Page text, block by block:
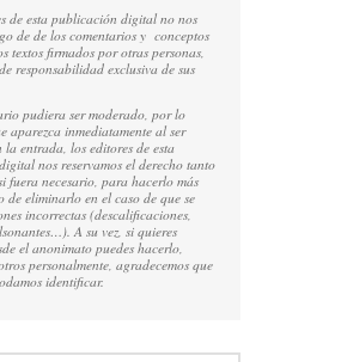
de esta publicación digital no nos
de de los comentarios y conceptos
textos firmados por otras personas,
responsabilidad exclusiva de sus
pudiera ser moderado, por lo
aparezca inmediatamente al ser
entrada, los editores de esta
nos reservamos el derecho tanto
fuera necesario, para hacerlo más
de eliminarlo en el caso de que se
incorrectas (descalificaciones,
A su vez, si quieres
el anonimato puedes hacerlo,
personalmente, agradecemos que
identificar.